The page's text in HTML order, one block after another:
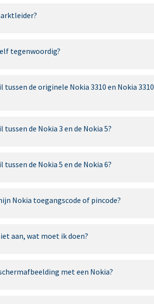
tegenwoordig?
tussen de originele Nokia 3310 en Nokia 3310
tussen de Nokia 3 en de Nokia 5?
tussen de Nokia 5 en de Nokia 6?
Nokia toegangscode of pincode?
aan, wat moet ik doen?
met een Nokia?